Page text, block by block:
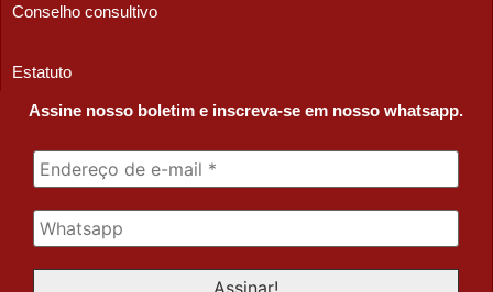
Conselho consultivo
Estatuto
Assine nosso boletim e inscreva-se em nosso whatsapp.